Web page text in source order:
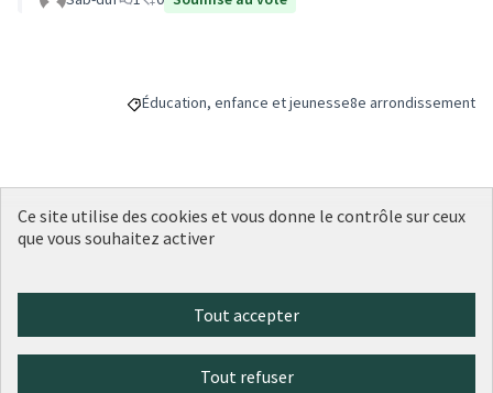
Filtrer les résultats de la catégorie : Éducation,
Éducation, enfance et jeunesseFiltrer les résultats
8e arrondissement
Budget
Suivre Partager
Ce site utilise des cookies et vous donne le contrôle sur ceux
que vous souhaitez activer
Tout accepter
Tout refuser